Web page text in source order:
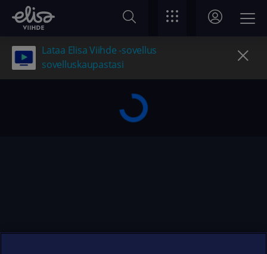
Lataa Elisa Viihde -sovellus
sovelluskaupastasi